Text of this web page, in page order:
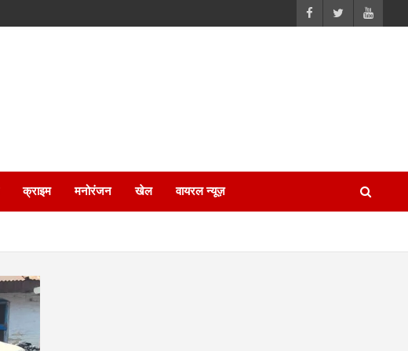
क्राइम मनोरंजन खेल वायरल न्यूज़